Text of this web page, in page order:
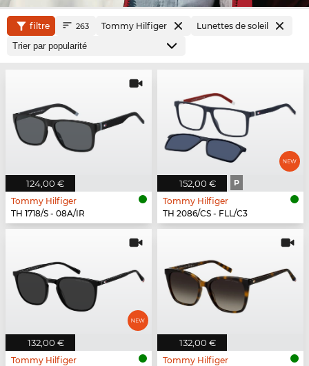
filtre 263 Tommy Hilfiger Lunettes de soleil
124,00 €
Tommy Hilfiger
TH 1718/S - 08A/IR
152,00 € P
Tommy Hilfiger
TH 2086/CS - FLL/C3
132,00 €
Tommy Hilfiger
132,00 €
Tommy Hilfiger